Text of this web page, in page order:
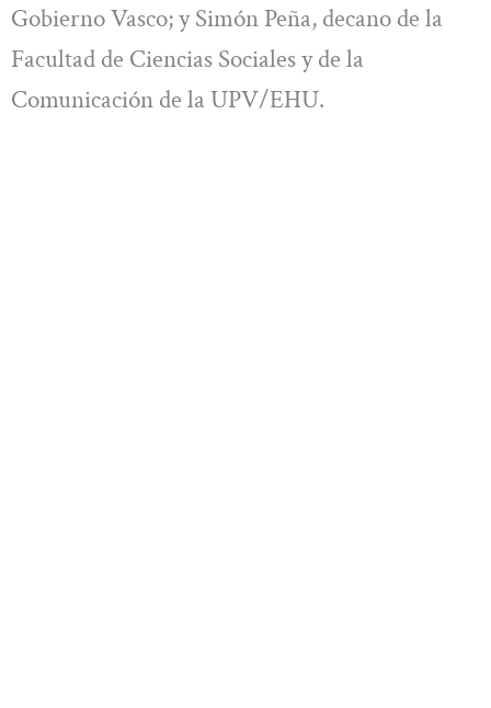
Gobierno Vasco; y Simón Peña, decano de la
Facultad de Ciencias Sociales y de la
Comunicación de la UPV/EHU.